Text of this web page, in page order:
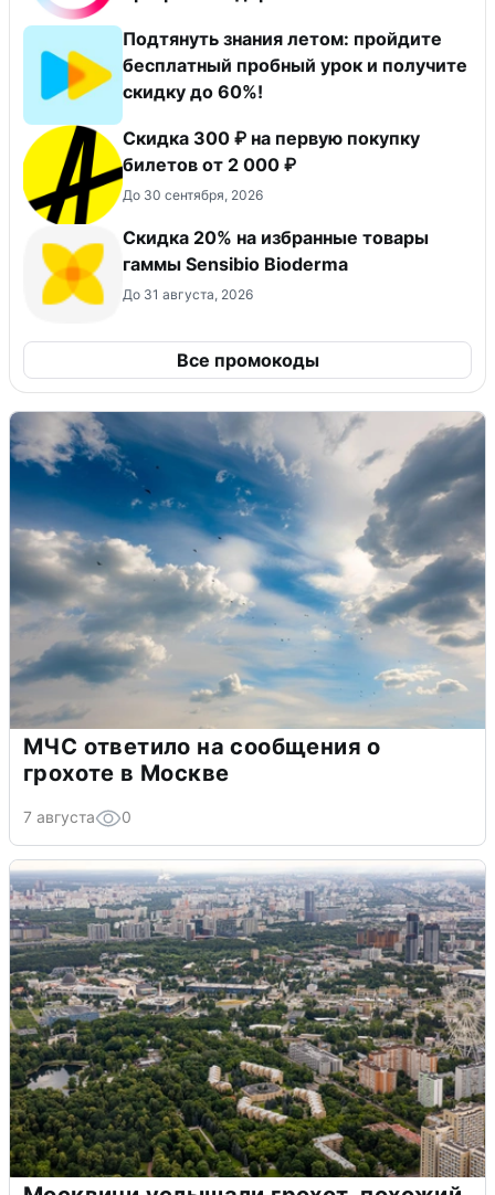
Подтянуть знания летом: пройдите
бесплатный пробный урок и получите
скидку до 60%!
Скидка 300 ₽ на первую покупку
билетов от 2 000 ₽
До 30 сентября, 2026
Скидка 20% на избранные товары
гаммы Sensibio Bioderma
До 31 августа, 2026
Все промокоды
МЧС ответило на сообщения о
грохоте в Москве
7 августа 0